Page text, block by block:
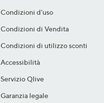
Condizioni d'uso
Condizioni di Vendita
Condizioni di utilizzo sconti
Accessibilità
Servizio Qlive
Garanzia legale